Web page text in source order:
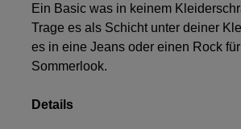
Ein Basic was in keinem
Trage es als Schicht unter deiner
es in eine Jeans oder einen Rock
Sommerlook.
Details